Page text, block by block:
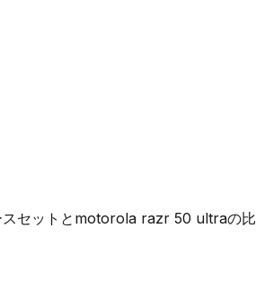
セットとmotorola razr 50 ultraの